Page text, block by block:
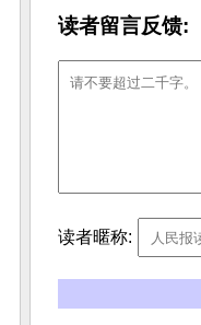
读者留言反馈:
读者暱称: